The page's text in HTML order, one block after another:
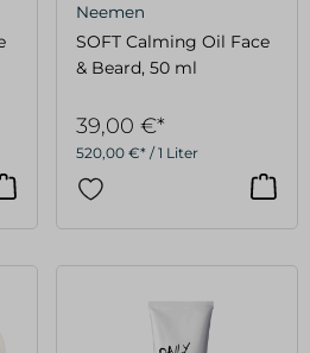
Neemen
SOFT Calming Oil Face
& Beard, 50 ml
520,00 €* / 1 Liter
39,00 €*